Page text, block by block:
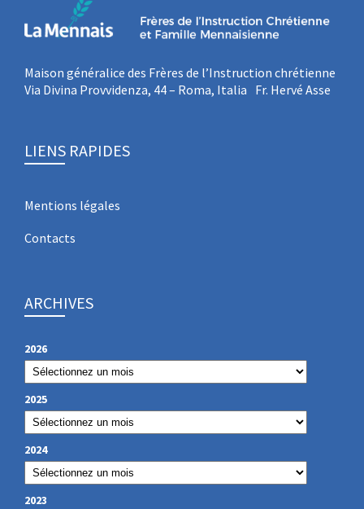
Maison généralice des Frères de l’Instruction chrétienne
Via Divina Provvidenza, 44 – Roma, Italia Fr. Hervé Asse
LIENS RAPIDES
Mentions légales
Contacts
ARCHIVES
2026
2025
2024
2023